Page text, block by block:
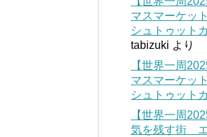
マスマーケッ
シュトゥット
tabizuki より
【世界一周
マスマーケッ
シュトゥット
【世界一周
気を残す街